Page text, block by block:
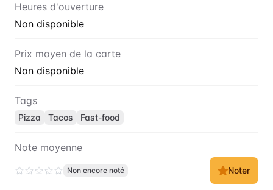
Heures d'ouverture
Non disponible
Prix moyen de la carte
Non disponible
Tags
Pizza Tacos Fast-food
Note moyenne
Non encore noté Noter